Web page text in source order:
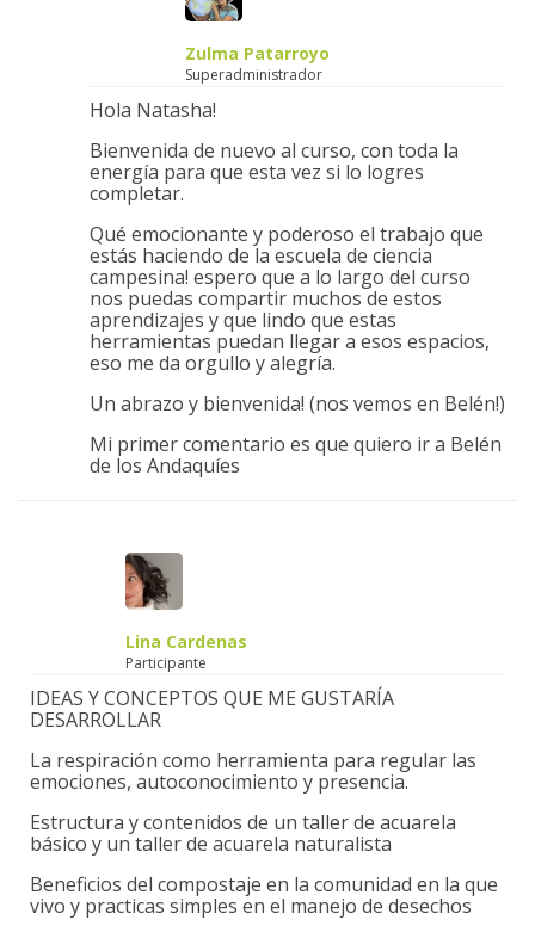
Zulma Patarroyo
Superadministrador
Hola Natasha!
Bienvenida de nuevo al curso, con toda la
energía para que esta vez si lo logres
completar.
Qué emocionante y poderoso el trabajo que
estás haciendo de la escuela de ciencia
campesina! espero que a lo largo del curso
nos puedas compartir muchos de estos
aprendizajes y que lindo que estas
herramientas puedan llegar a esos espacios,
eso me da orgullo y alegría.
Un abrazo y bienvenida! (nos vemos en Belén!)
Mi primer comentario es que quiero ir a Belén
de los Andaquíes
Lina Cardenas
Participante
IDEAS Y CONCEPTOS QUE ME GUSTARÍA
DESARROLLAR
La respiración como herramienta para regular las
emociones, autoconocimiento y presencia.
Estructura y contenidos de un taller de acuarela
básico y un taller de acuarela naturalista
Beneficios del compostaje en la comunidad en la que
vivo y practicas simples en el manejo de desechos